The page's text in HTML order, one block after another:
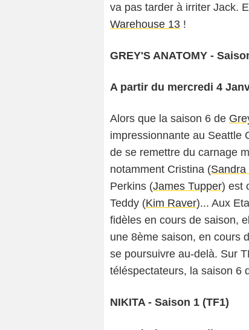
va pas tarder à irriter Jack.
Warehouse 13 !
GREY'S ANATOMY -
A partir du mercredi 4
Alors que la saison 6 de
impressionnante au Seattle
de se remettre du carnage
notamment Cristina (Sandra
Perkins (James Tupper) est
Teddy (Kim Raver)... Aux
fidèles en cours de saison,
une 8ème saison, en cours
se poursuivre au-delà. Sur
téléspectateurs, la saison 6
NIKITA - Saison 1 (TF1)